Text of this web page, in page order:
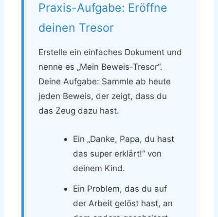
Praxis-Aufgabe: Eröffne
deinen Tresor
Erstelle ein einfaches Dokument und
nenne es „Mein Beweis-Tresor“.
Deine Aufgabe: Sammle ab heute
jeden Beweis, der zeigt, dass du
das Zeug dazu hast.
Ein „Danke, Papa, du hast
das super erklärt!“ von
deinem Kind.
Ein Problem, das du auf
der Arbeit gelöst hast, an